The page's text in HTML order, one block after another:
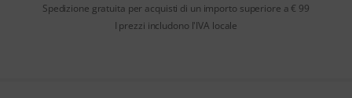
Spedizione gratuita per acquisti di un importo superiore a € 99
I prezzi includono l'IVA locale